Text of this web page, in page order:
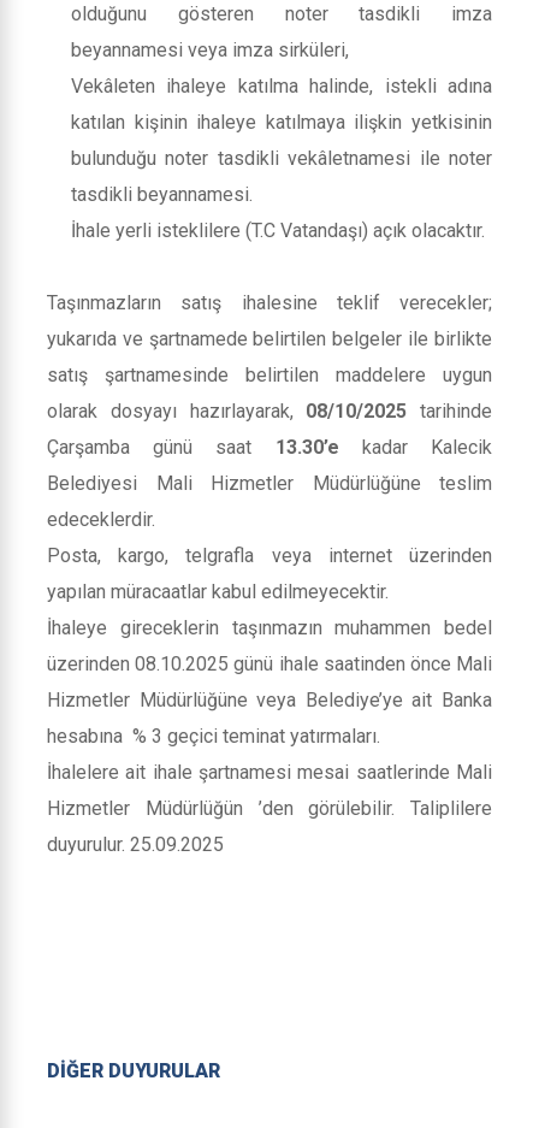
olduğunu gösteren noter tasdikli imza
beyannamesi veya imza sirküleri,
Vekâleten ihaleye katılma halinde, istekli adına
katılan kişinin ihaleye katılmaya ilişkin yetkisinin
bulunduğu noter tasdikli vekâletnamesi ile noter
tasdikli beyannamesi.
İhale yerli isteklilere (T.C Vatandaşı) açık olacaktır.
Taşınmazların satış ihalesine teklif verecekler;
yukarıda ve şartnamede belirtilen belgeler ile birlikte
satış şartnamesinde belirtilen maddelere uygun
olarak dosyayı hazırlayarak, 08/10/2025 tarihinde
Çarşamba günü saat 13.30’e
kadar Kalecik
Belediyesi Mali Hizmetler Müdürlüğüne teslim
edeceklerdir.
Posta, kargo, telgrafla veya internet üzerinden
yapılan müracaatlar kabul edilmeyecektir.
İhaleye gireceklerin taşınmazın muhammen bedel
üzerinden 08.10.2025 günü ihale saatinden önce Mali
Hizmetler Müdürlüğüne veya Belediye’ye ait Banka
hesabına % 3 geçici teminat yatırmaları.
İhalelere ait ihale şartnamesi mesai saatlerinde Mali
Hizmetler Müdürlüğün ’den görülebilir. Taliplilere
duyurulur. 25.09.2025
DİĞER DUYURULAR